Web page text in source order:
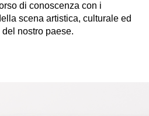
di conoscenza con i
scena artistica, culturale ed
nostro paese.